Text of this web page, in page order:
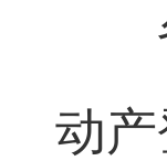
动